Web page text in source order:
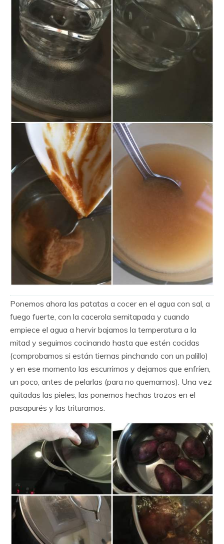
Ponemos ahora las patatas a cocer en el agua con sal, a
fuego fuerte, con la cacerola semitapada y cuando
empiece el agua a hervir bajamos la temperatura a la
mitad y seguimos cocinando hasta que estén cocidas
(comprobamos si están tiernas pinchando con un palillo)
y en ese momento las escurrimos y dejamos que enfríen,
un poco, antes de pelarlas (para no quemarnos). Una vez
quitadas las pieles, las ponemos hechas trozos en el
pasapurés y las trituramos.